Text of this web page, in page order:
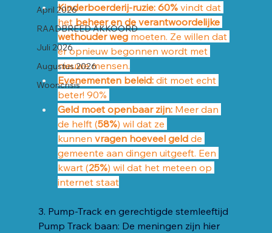
April 2026
RAADBREED AKKOORD
Juli 2026
Augustus 2026
Wooncrisis
Kinderboerderij-ruzie: 60% vindt dat
het beheer en de verantwoordelijke
wethouder weg moeten. Ze willen dat
er opnieuw begonnen wordt met
nieuwe mensen.
Evenementen beleid: dit moet echt
beter! 90%
Geld moet openbaar zijn: Meer dan
de helft (58%) wil dat ze
kunnen vragen hoeveel geld de
gemeente aan dingen uitgeeft. Een
kwart (25%) wil dat het meteen op
internet staat
3. Pump-Track en gerechtigde stemleeftijd
Pump Track baan: De meningen zijn hier